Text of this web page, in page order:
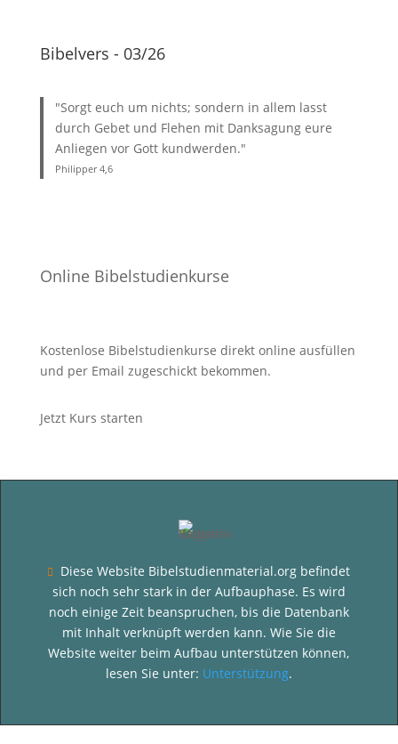
Bibelvers - 03/26
"Sorgt euch um nichts; sondern in allem lasst
durch Gebet und Flehen mit Danksagung eure
Anliegen vor Gott kundwerden."
Philipper 4,6
Online Bibelstudienkurse
Kostenlose Bibelstudienkurse direkt online ausfüllen
und per Email zugeschickt bekommen.
Jetzt Kurs starten

Diese Website Bibelstudienmaterial.org befindet
sich noch sehr stark in der Aufbauphase. Es wird
noch einige Zeit beanspruchen, bis die Datenbank
mit Inhalt verknüpft werden kann. Wie Sie die
Website weiter beim Aufbau unterstützen können,
lesen Sie unter: Unterstützung.